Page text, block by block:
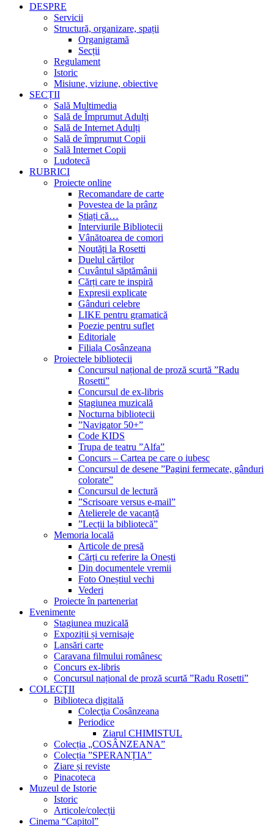
DESPRE
Servicii
Structură, organizare, spații
Organigramă
Secții
Regulament
Istoric
Misiune, viziune, obiective
SECȚII
Sală Multimedia
Sală de Împrumut Adulți
Sală de Internet Adulți
Sală de împrumut Copii
Sală Internet Copii
Ludotecă
RUBRICI
Proiecte online
Recomandare de carte
Povestea de la prânz
Știați că…
Interviurile Bibliotecii
Vânătoarea de comori
Noutăți la Rosetti
Duelul cărților
Cuvântul săptămânii
Cărți care te inspiră
Expresii explicate
Gânduri celebre
LIKE pentru gramatică
Poezie pentru suflet
Editoriale
Filiala Cosânzeana
Proiectele bibliotecii
Concursul național de proză scurtă ”Radu
Rosetti”
Concursul de ex-libris
Stagiunea muzicală
Nocturna bibliotecii
”Navigator 50+”
Code KIDS
Trupa de teatru ”Alfa”
Concurs – Cartea pe care o iubesc
Concursul de desene ”Pagini fermecate, gânduri
colorate”
Concursul de lectură
”Scrisoare versus e-mail”
Atelierele de vacanță
”Lecții la bibliotecă”
Memoria locală
Articole de presă
Cărți cu referire la Onești
Din documentele vremii
Foto Oneștiul vechi
Vederi
Proiecte în parteneriat
Evenimente
Stagiunea muzicală
Expoziții și vernisaje
Lansări carte
Caravana filmului românesc
Concurs ex-libris
Concursul național de proză scurtă ”Radu Rosetti”
COLECŢII
Biblioteca digitală
Colecţia Cosânzeana
Periodice
Ziarul CHIMISTUL
Colecția „COSÂNZEANA”
Colecția ”SPERANȚIA”
Ziare și reviste
Pinacoteca
Muzeul de Istorie
Istoric
Articole/colecții
Cinema “Capitol”